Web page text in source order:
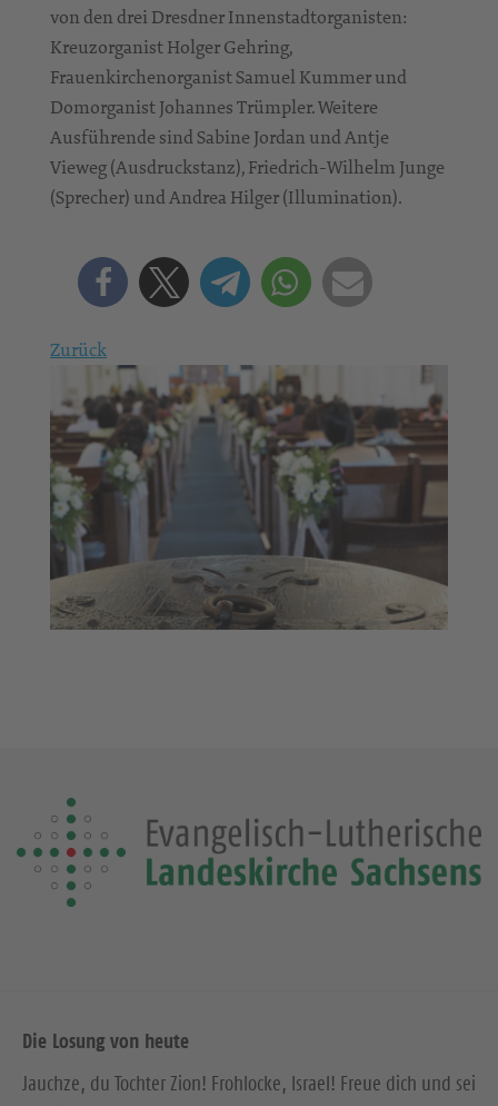
von den drei Dresdner Innenstadtorganisten:
Kreuzorganist Holger Gehring,
Frauenkirchenorganist Samuel Kummer und
Domorganist Johannes Trümpler. Weitere
Ausführende sind Sabine Jordan und Antje
Vieweg (Ausdruckstanz), Friedrich-Wilhelm Junge
(Sprecher) und Andrea Hilger (Illumination).
Zurück
Die Losung von heute
Jauchze, du Tochter Zion! Frohlocke, Israel! Freue dich und sei